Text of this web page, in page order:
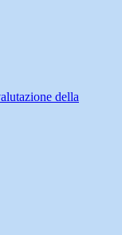
della